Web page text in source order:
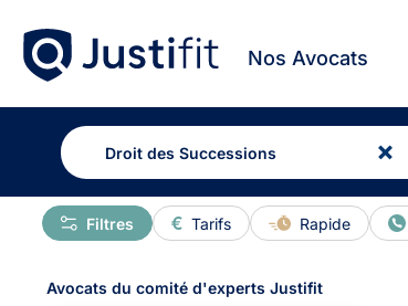
Nos Avocats
Tarifs Rapide
Filtres
Avocats du comité d'experts Justifit